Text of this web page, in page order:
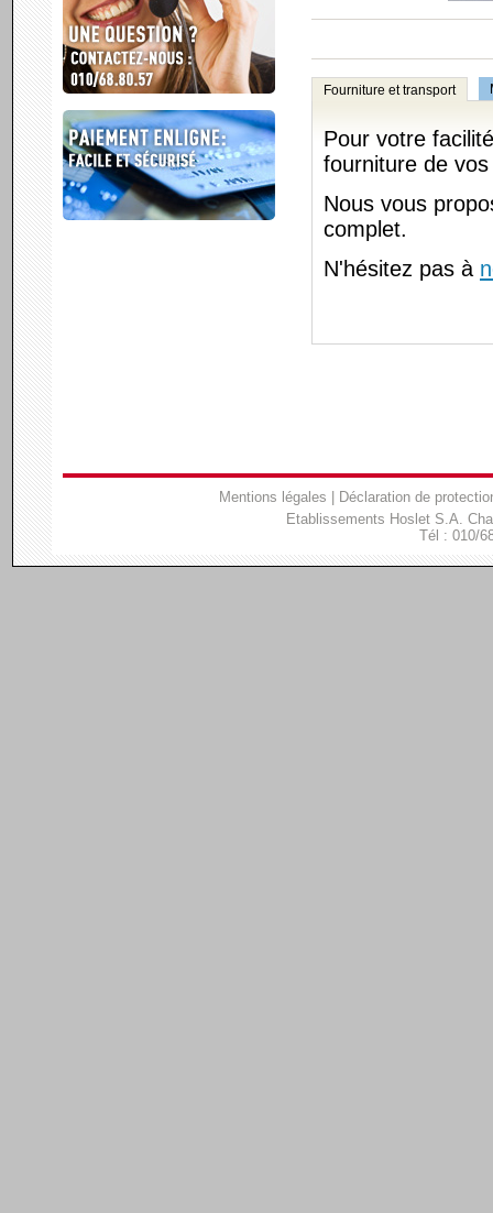
Fourniture et transport
Pour votre
fourniture de
Nous vous
complet.
N'hésitez pas à
Mentions légales
Déclaration de
Etablissements Hoslet S.A.
Tél : 010/